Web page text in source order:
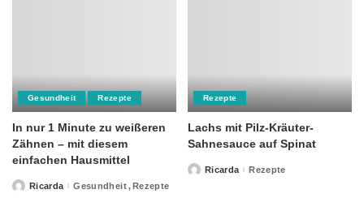
Gesundheit Rezepte
In nur 1 Minute zu weißeren
Zähnen – mit diesem
einfachen Hausmittel
PostedRicarda Gesundheit Rezepte
Rezepte
Lachs mit Pilz-Kräuter-
Sahnesauce auf Spinat
PostedRicarda Rezepte